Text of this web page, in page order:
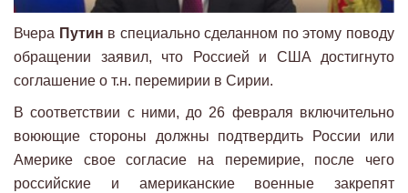
Вчера Путин в специально сделанном по этому поводу
обращении заявил, что Россией и США достигнуто
соглашение о т.н. перемирии в Сирии.
В соответствии с ними, до 26 февраля включительно
воюющие стороны должны подтвердить России или
Америке свое согласие на перемирие, после чего
российские и американские военные закрепят